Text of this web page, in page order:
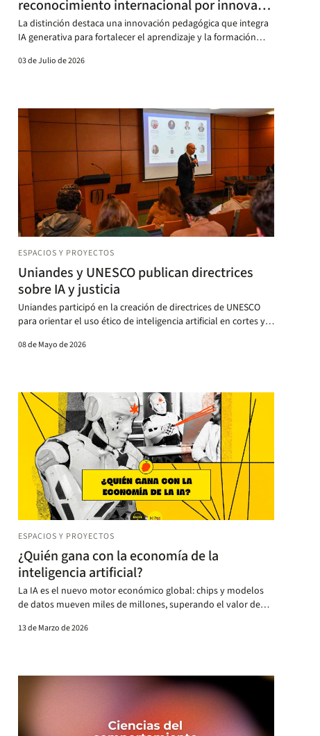
reconocimiento internacional por innovar
con IA en la enseñanza
La distinción destaca una innovación pedagógica que integra
IA generativa para fortalecer el aprendizaje y la formación
03 de Julio de 2026
ESPACIOS Y PROYECTOS
Uniandes y UNESCO publican directrices
sobre IA y justicia
Uniandes participó en la creación de directrices de UNESCO
para orientar el uso ético de inteligencia artificial en cortes y
08 de Mayo de 2026
ESPACIOS Y PROYECTOS
¿Quién gana con la economía de la
inteligencia artificial?
La IA es el nuevo motor económico global: chips y modelos
de datos mueven miles de millones, superando el valor de
13 de Marzo de 2026